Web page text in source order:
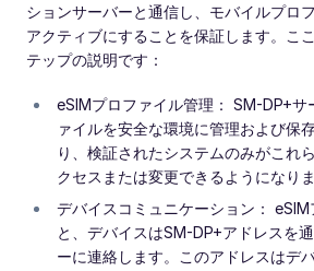
ションサーバーと通信し、モバイルプロ
アクティブにすることを保証します。こ
テップの説明です：
eSIMプロファイル管理： SM-DP+サ
ァイルを安全な環境に管理および保
り、検証されたシステムのみがこれ
クセスまたは変更できるようになりま
デバイスコミュニケーション：
と、デバイスはSM-DP+アドレスを
ーに連絡します。このアドレスはデ